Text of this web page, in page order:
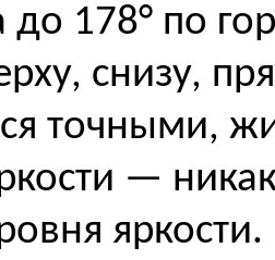
до 178° по
снизу,
точными,
—
яркости.